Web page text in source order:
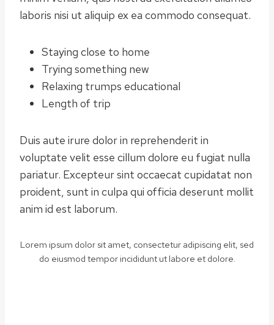
laboris nisi ut aliquip ex ea commodo consequat.
Staying close to home
Trying something new
Relaxing trumps educational
Length of trip
Duis aute irure dolor in reprehenderit in
voluptate velit esse cillum dolore eu fugiat nulla
pariatur. Excepteur sint occaecat cupidatat non
proident, sunt in culpa qui officia deserunt mollit
anim id est laborum.
Lorem ipsum dolor sit amet, consectetur adipiscing elit, sed
do eiusmod tempor incididunt ut labore et dolore.